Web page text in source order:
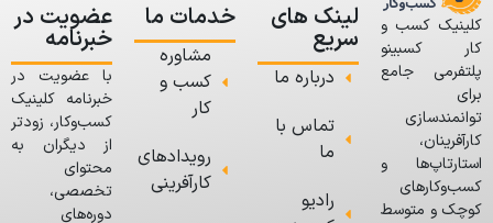
کلینیک کسب و
کار کسبینو
پلتفرمی جامع
برای
توانمندسازی
کارآفرینان،
استارتاپ‌ها و
کسب‌وکارهای
کوچک و متوسط
لینک های
سریع
درباره ما
تماس با
ما
رادیو
خدمات ما
مشاوره
کسب و
کار
رویدادهای
کارآفرینی
عضویت در
خبرنامه
با عضویت در
خبرنامه کلینیک
کسب‌وکار، زودتر
از دیگران به
محتوای
تخصصی،
دوره‌های